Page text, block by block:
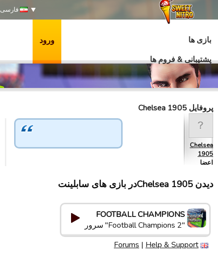
فارسی
بازی ها
پشتیبانی & فروم ها
ورود
پروفایل Chelsea 1905
Chelsea
1905
اعضا
دیدن Chelsea 1905در بازی های سابلینت
FOOTBALL CHAMPIONS
"Football Champions 2" سرور
Forums | Help & Support